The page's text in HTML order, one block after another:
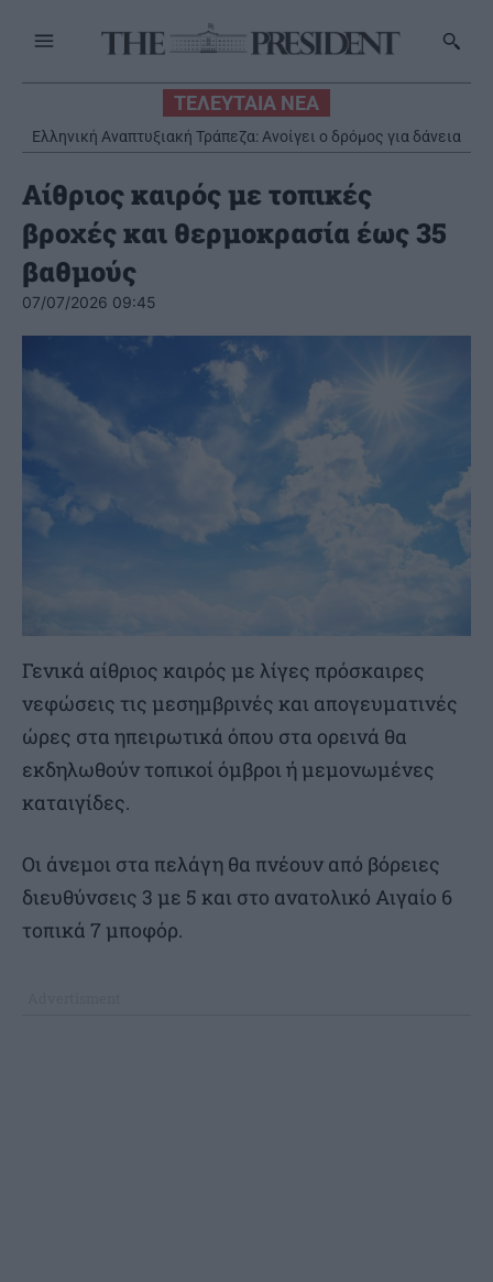
ΤΕΛΕΥΤΑΙΑ ΝΕΑ
Ελληνική Αναπτυξιακή Τράπεζα: Ανοίγει ο δρόμος για δάνεια
έως και 5 δισ. ευρώ στους μικρομεσαίους
Αίθριος καιρός με τοπικές
βροχές και θερμοκρασία έως 35
βαθμούς
07/07/2026 09:45
Γενικά αίθριος καιρός με λίγες πρόσκαιρες
νεφώσεις τις μεσημβρινές και απογευματινές
ώρες στα ηπειρωτικά όπου στα ορεινά θα
εκδηλωθούν τοπικοί όμβροι ή μεμονωμένες
καταιγίδες.
Οι άνεμοι στα πελάγη θα πνέουν από βόρειες
διευθύνσεις 3 με 5 και στο ανατολικό Αιγαίο 6
τοπικά 7 μποφόρ.